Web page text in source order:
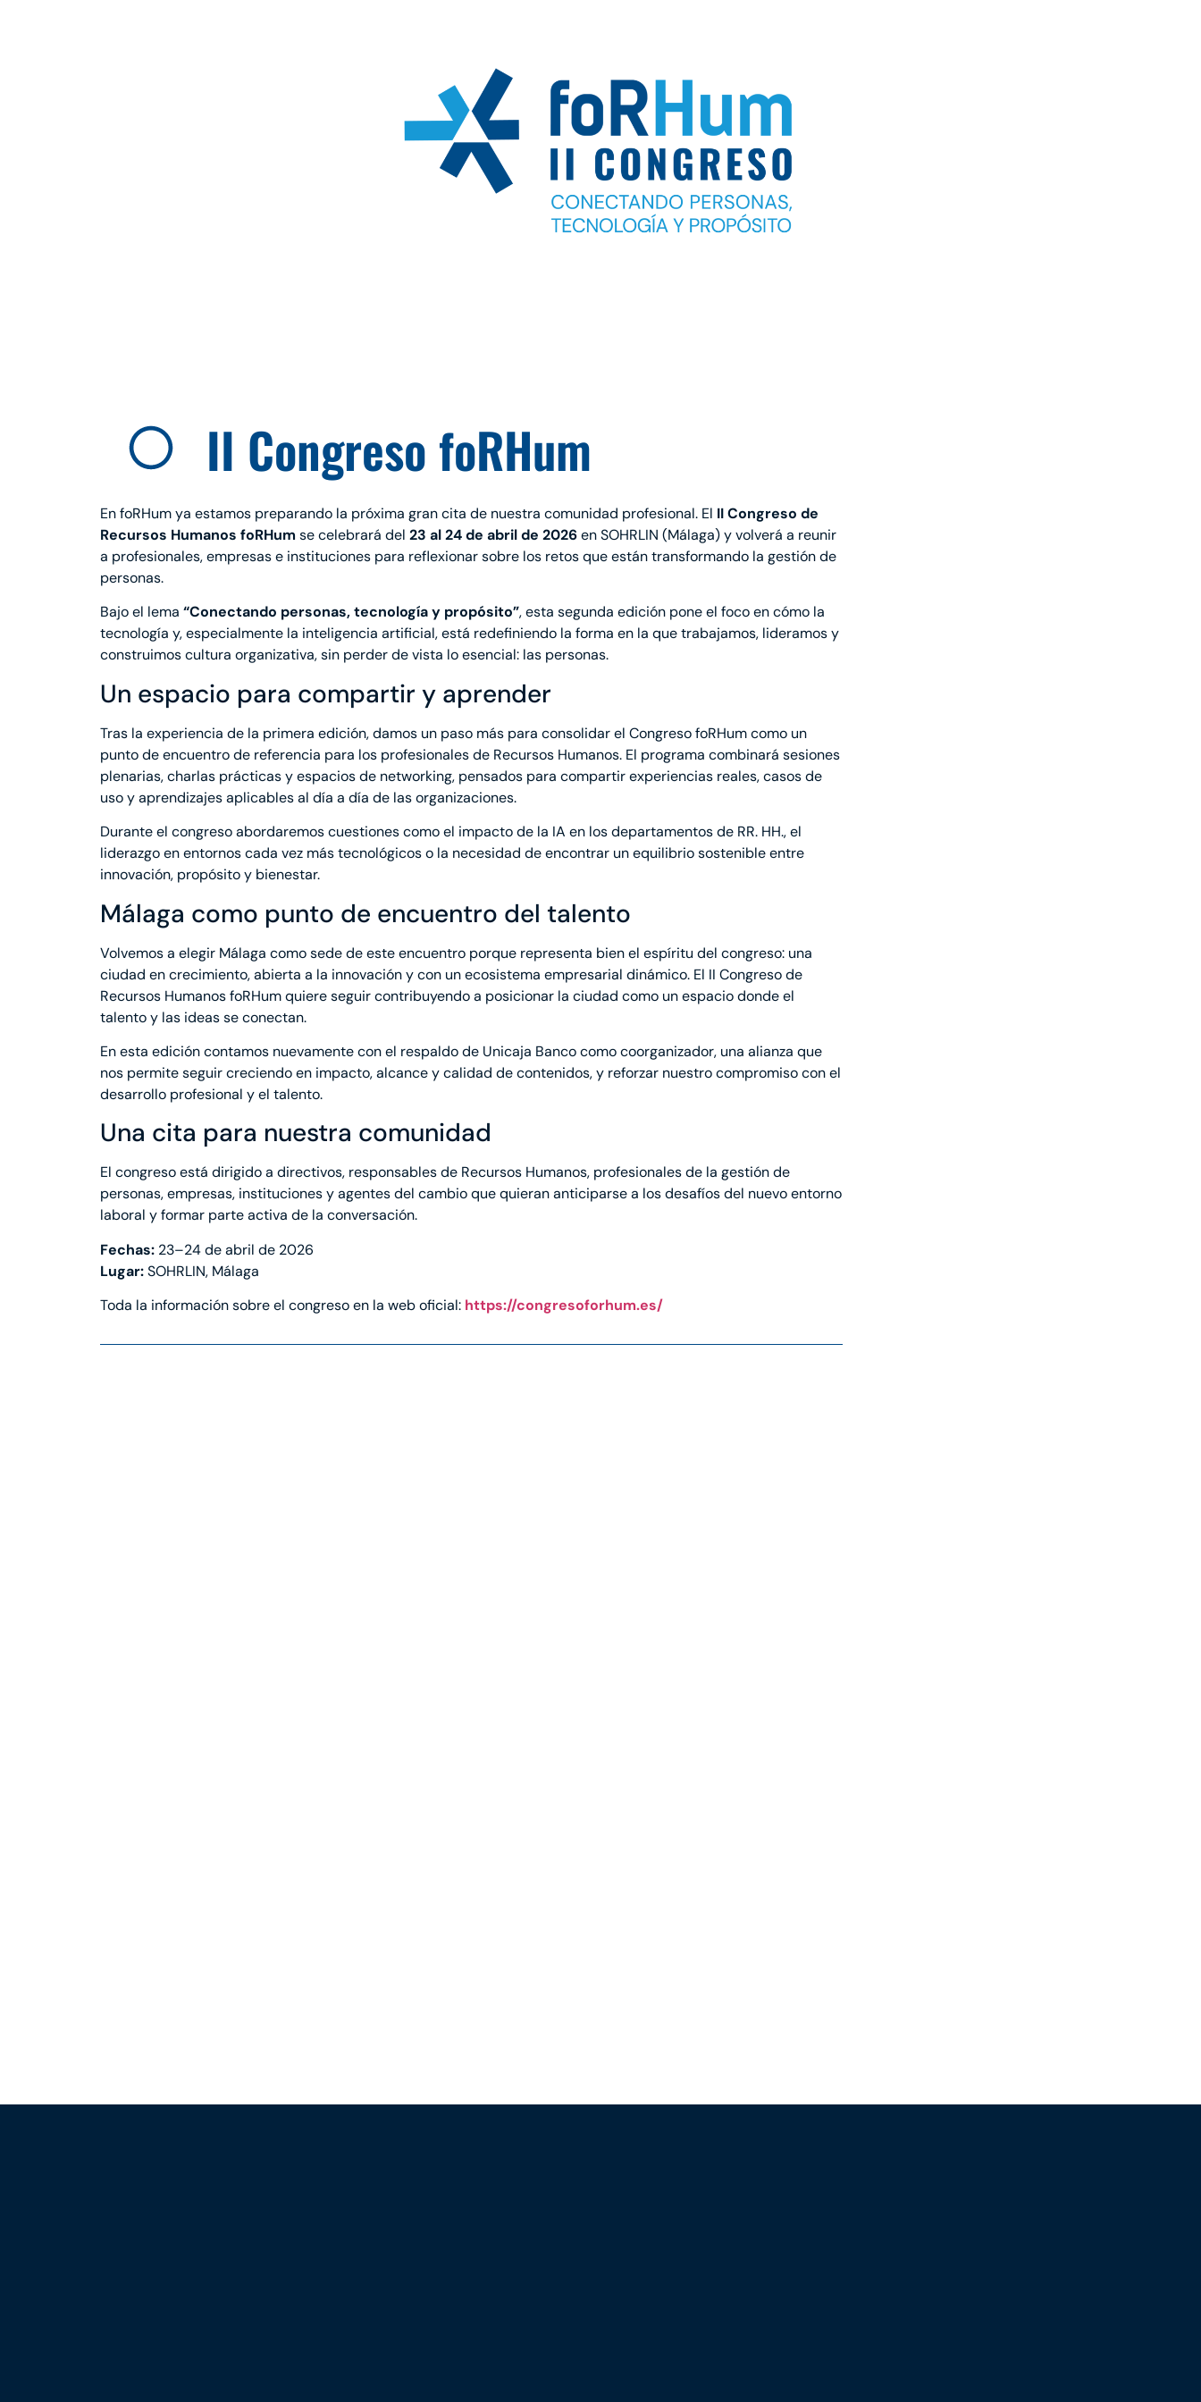
II Congreso foRHum
En foRHum ya estamos preparando la próxima gran cita de nuestra comunidad profesional. El II Congreso de
Recursos Humanos foRHumse celebrará del 23 al 24 de abril de 2026en SOHRLIN (Málaga) y volverá a reunir
a profesionales, empresas e instituciones para reflexionar sobre los retos que están transformando la gestión de
personas.
Bajo el lema “Conectando personas, tecnología y propósito”, esta segunda edición pone el foco en cómo la
tecnología y, especialmente la inteligencia artificial, está redefiniendo la forma en la que trabajamos, lideramos y
construimos cultura organizativa, sin perder de vista lo esencial: las personas.
Un espacio para compartir y aprender
Tras la experiencia de la primera edición, damos un paso más para consolidar el Congreso foRHum como un
punto de encuentro de referencia para los profesionales de Recursos Humanos. El programa combinará sesiones
plenarias, charlas prácticas y espacios de networking, pensados para compartir experiencias reales, casos de
uso y aprendizajes aplicables al día a día de las organizaciones.
Durante el congreso abordaremos cuestiones como el impacto de la IA en los departamentos de RR. HH., el
liderazgo en entornos cada vez más tecnológicos o la necesidad de encontrar un equilibrio sostenible entre
innovación, propósito y bienestar.
Málaga como punto de encuentro del talento
Volvemos a elegir Málaga como sede de este encuentro porque representa bien el espíritu del congreso: una
ciudad en crecimiento, abierta a la innovación y con un ecosistema empresarial dinámico. El II Congreso de
Recursos Humanos foRHum quiere seguir contribuyendo a posicionar la ciudad como un espacio donde el
talento y las ideas se conectan.
En esta edición contamos nuevamente con el respaldo de Unicaja Banco como coorganizador, una alianza que
nos permite seguir creciendo en impacto, alcance y calidad de contenidos, y reforzar nuestro compromiso con el
desarrollo profesional y el talento.
Una cita para nuestra comunidad
El congreso está dirigido a directivos, responsables de Recursos Humanos, profesionales de la gestión de
personas, empresas, instituciones y agentes del cambio que quieran anticiparse a los desafíos del nuevo entorno
laboral y formar parte activa de la conversación.
Fechas: 23–24 de abril de 2026
Lugar:SOHRLIN, Málaga
Toda la información sobre el congreso en la web oficial: https://congresoforhum.es/